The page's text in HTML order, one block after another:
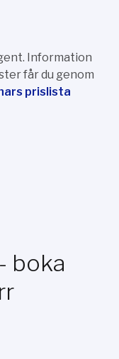
Information
får du genom
prislista
boka